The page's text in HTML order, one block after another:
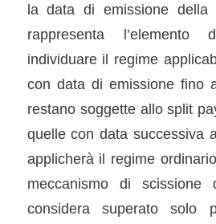
la data di emissione della
rappresenta l’elemento
individuare il regime
con data di emissione fino
restano soggette allo split
quelle con data successiva
applicherà il regime
meccanismo di scissione
considera superato solo